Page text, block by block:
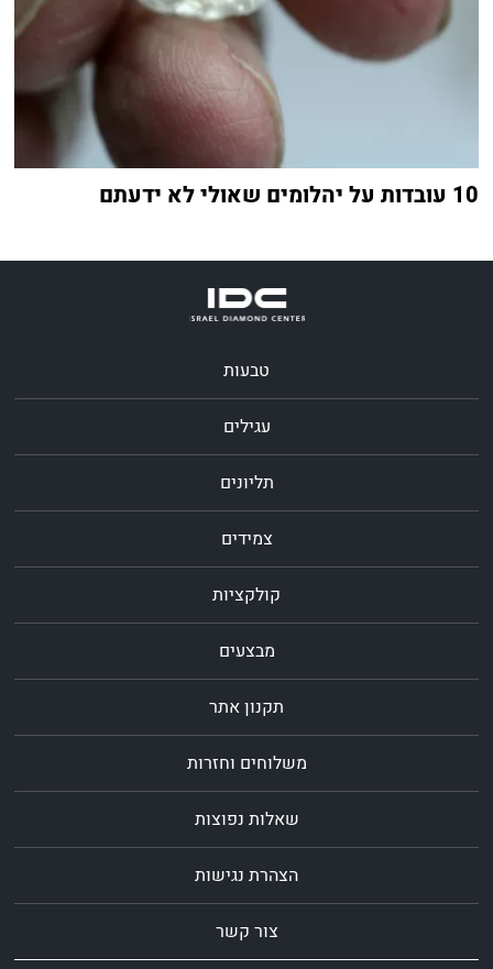
10 עובדות על יהלומים שאולי לא ידעתם
טבעות
עגילים
תליונים
צמידים
קולקציות
מבצעים
תקנון אתר
משלוחים וחזרות
שאלות נפוצות
הצהרת נגישות
צור קשר